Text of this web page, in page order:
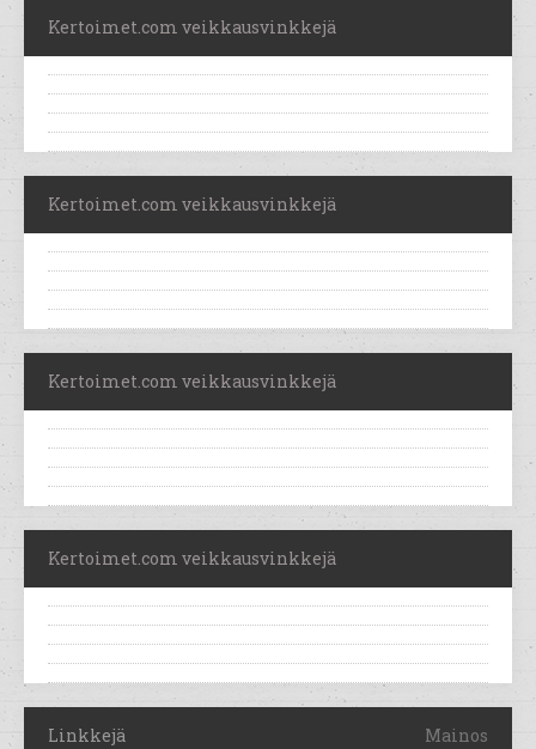
Kertoimet.com veikkausvinkkejä
Kertoimet.com veikkausvinkkejä
Kertoimet.com veikkausvinkkejä
Kertoimet.com veikkausvinkkejä
Linkkejä Mainos